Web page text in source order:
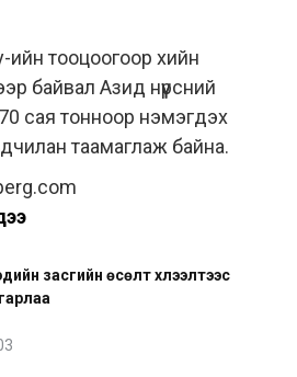
тооцоогоор хийн
байвал Азид нүүрсний
сая тонноор нэмэгдэх
таамаглаж байна.
засгийн өсөлт хүлээлтээс